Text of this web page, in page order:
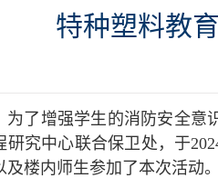
特种塑料教
为了增强学生的消防安全意
研究中心联合保卫处，于
及楼内师生参加了本次活动。